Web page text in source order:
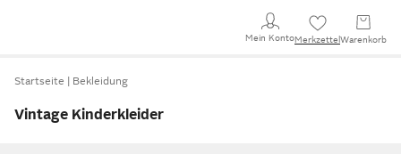
Mein KontoMerkzettel Warenkorb
Startseite Bekleidung
Vintage Kinderkleider